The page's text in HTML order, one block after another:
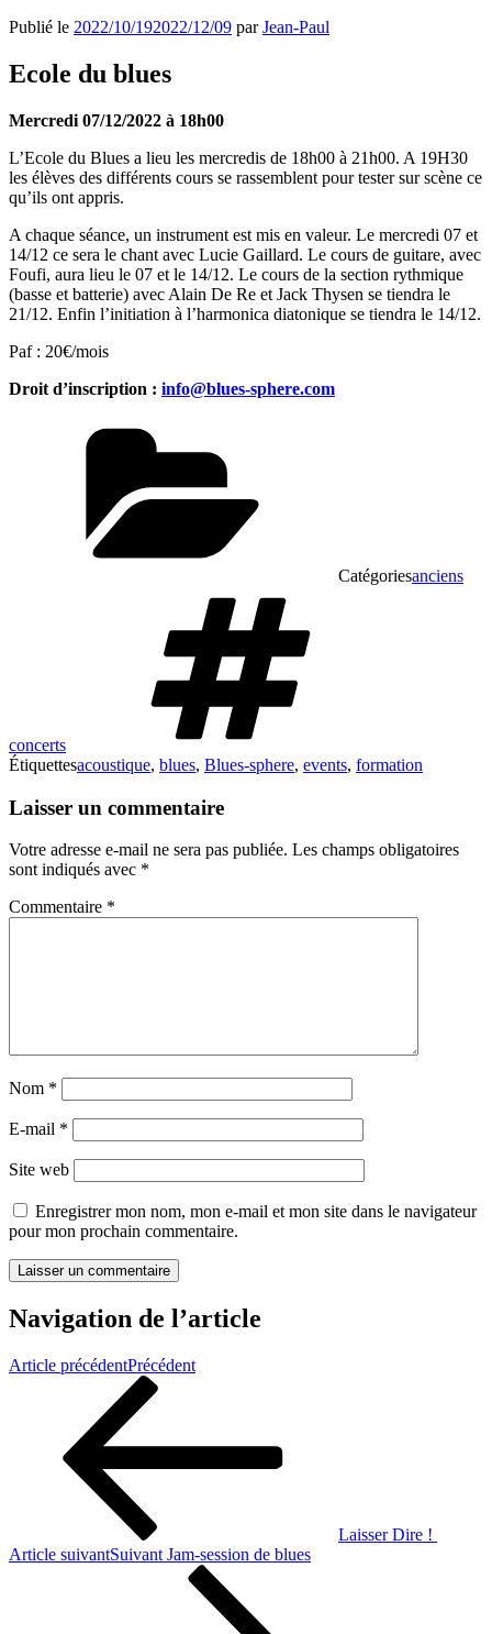
Publié le 2022/10/192022/12/09 parJean-Paul
Ecole du blues
Mercredi 07/12/2022 à 18h00
L’Ecole du Blues a lieu les mercredis de 18h00 à 21h00. A 19H30
les élèves des différents cours se rassemblent pour tester sur scène ce
qu’ils ont appris.
A chaque séance, un instrument est mis en valeur. Le mercredi 07 et
14/12 ce sera le chant avec Lucie Gaillard. Le cours de guitare, avec
Foufi, aura lieu le 07 et le 14/12. Le cours de la section rythmique
(basse et batterie) avec Alain De Re et Jack Thysen se tiendra le
21/12. Enfin l’initiation à l’harmonica diatonique se tiendra le 14/12.
Paf : 20€/mois
Droit d’inscription : info@blues-sphere.com
Catégoriesanciens
concerts
Étiquettesacoustique, blues, Blues-sphere, events, formation
Laisser un commentaire
Votre adresse e-mail ne sera pas publiée. Les champs obligatoires
sont indiqués avec *
Commentaire *
Nom *
E-mail *
Site web
Enregistrer mon nom, mon e-mail et mon site dans le navigateur
pour mon prochain commentaire.
Navigation de l’article
Article précédentPrécédent
Laisser Dire !
Article suivantSuivant Jam-session de blues